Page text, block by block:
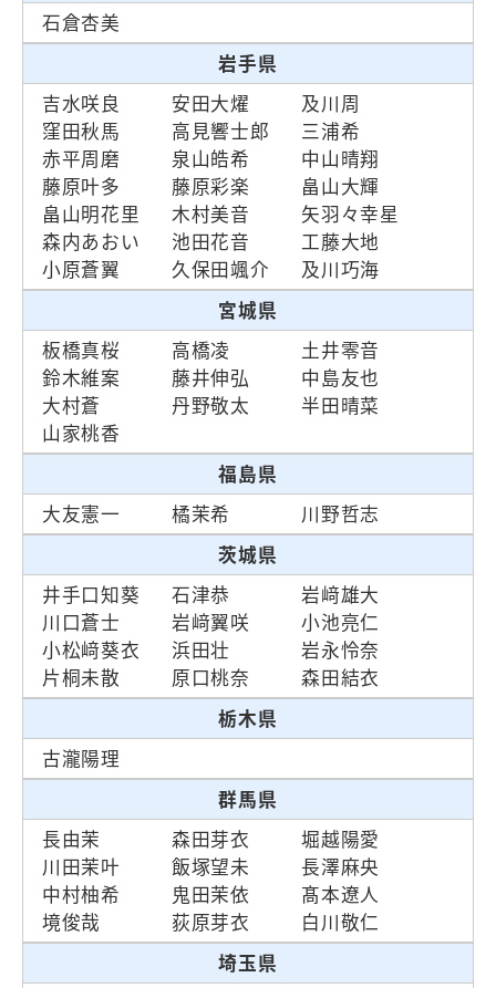
石倉杏美
岩手県
吉水咲良
安田大燿
及川周
窪田秋馬
高見響士郎
三浦希
赤平周磨
泉山皓希
中山晴翔
藤原叶多
藤原彩楽
畠山大輝
畠山明花里
木村美音
矢羽々幸星
森内あおい
池田花音
工藤大地
小原蒼翼
久保田颯介
及川巧海
宮城県
板橋真桜
高橋凌
土井零音
鈴木維案
藤井伸弘
中島友也
大村蒼
丹野敬太
半田晴菜
山家桃香
福島県
大友憲一
橘茉希
川野哲志
茨城県
井手口知葵
石津恭
岩﨑雄大
川口蒼士
岩﨑翼咲
小池亮仁
小松﨑葵衣
浜田壮
岩永怜奈
片桐未散
原口桃奈
森田結衣
栃木県
古瀧陽理
群馬県
長由茉
森田芽衣
堀越陽愛
川田茉叶
飯塚望未
長澤麻央
中村柚希
鬼田茉依
髙本遼人
境俊哉
荻原芽衣
白川敬仁
埼玉県